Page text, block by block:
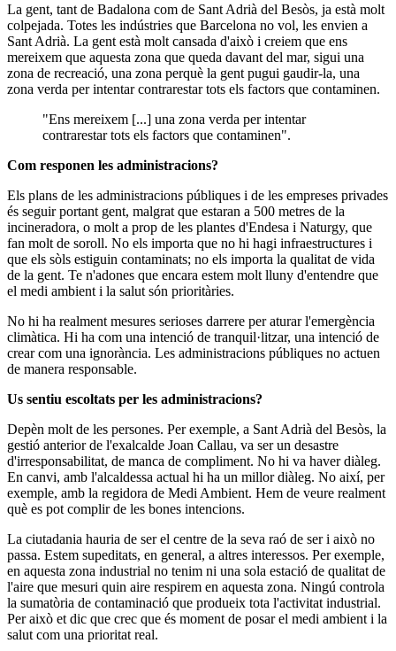
La gent, tant de Badalona com de Sant Adrià del Besòs, ja està molt
colpejada. Totes les indústries que Barcelona no vol, les envien a
Sant Adrià. La gent està molt cansada d'això i creiem que ens
mereixem que aquesta zona que queda davant del mar, sigui una
zona de recreació, una zona perquè la gent pugui gaudir-la, una
zona verda per intentar contrarestar tots els factors que contaminen.
"Ens mereixem [...] una zona verda per intentar
contrarestar tots els factors que contaminen".
Com responen les administracions?
Els plans de les administracions públiques i de les empreses privades
és seguir portant gent, malgrat que estaran a 500 metres de la
incineradora, o molt a prop de les plantes d'Endesa i Naturgy, que
fan molt de soroll. No els importa que no hi hagi infraestructures i
que els sòls estiguin contaminats; no els importa la qualitat de vida
de la gent. Te n'adones que encara estem molt lluny d'entendre que
el medi ambient i la salut són prioritàries.
No hi ha realment mesures serioses darrere per aturar l'emergència
climàtica. Hi ha com una intenció de tranquil·litzar, una intenció de
crear com una ignorància. Les administracions públiques no actuen
de manera responsable.
Us sentiu escoltats per les administracions?
Depèn molt de les persones. Per exemple, a Sant Adrià del Besòs, la
gestió anterior de l'exalcalde Joan Callau, va ser un desastre
d'irresponsabilitat, de manca de compliment. No hi va haver diàleg.
En canvi, amb l'alcaldessa actual hi ha un millor diàleg. No així, per
exemple, amb la regidora de Medi Ambient. Hem de veure realment
què es pot complir de les bones intencions.
La ciutadania hauria de ser el centre de la seva raó de ser i això no
passa. Estem supeditats, en general, a altres interessos. Per exemple,
en aquesta zona industrial no tenim ni una sola estació de qualitat de
l'aire que mesuri quin aire respirem en aquesta zona. Ningú controla
la sumatòria de contaminació que produeix tota l'activitat industrial.
Per això et dic que crec que és moment de posar el medi ambient i la
salut com una prioritat real.